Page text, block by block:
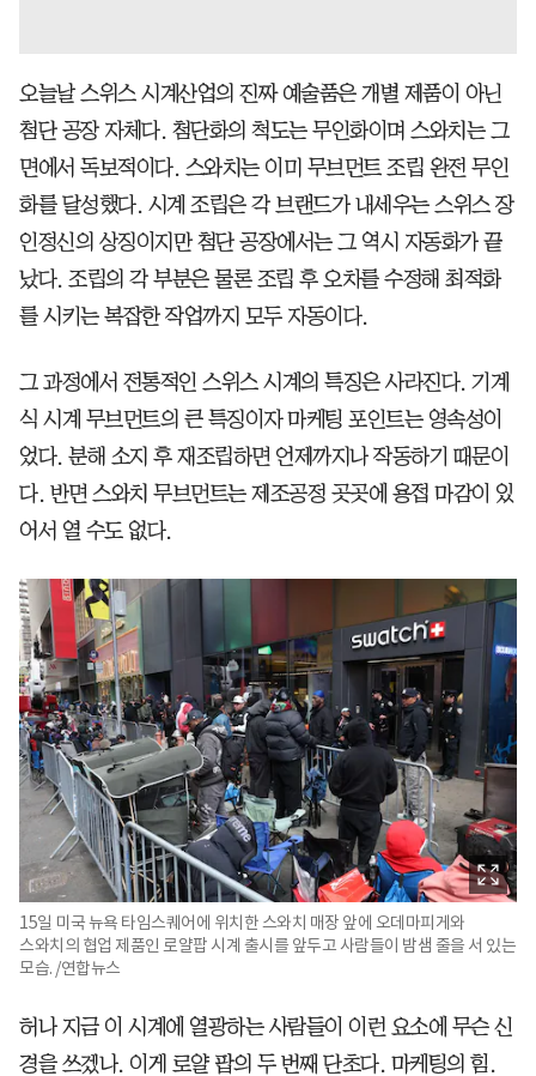
오늘날 스위스 시계산업의 진짜 예술품은 개별 제품이 아닌
첨단 공장 자체다. 첨단화의 척도는 무인화이며 스와치는 그
면에서 독보적이다. 스와치는 이미 무브먼트 조립 완전 무인
화를 달성했다. 시계 조립은 각 브랜드가 내세우는 스위스 장
인정신의 상징이지만 첨단 공장에서는 그 역시 자동화가 끝
났다. 조립의 각 부분은 물론 조립 후 오차를 수정해 최적화
를 시키는 복잡한 작업까지 모두 자동이다.
그 과정에서 전통적인 스위스 시계의 특징은 사라진다. 기계
식 시계 무브먼트의 큰 특징이자 마케팅 포인트는 영속성이
었다. 분해 소지 후 재조립하면 언제까지나 작동하기 때문이
다. 반면 스와치 무브먼트는 제조공정 곳곳에 용접 마감이 있
어서 열 수도 없다.
15일 미국 뉴욕 타임스퀘어에 위치한 스와치 매장 앞에 오데마피게와
스와치의 협업 제품인 로얄팝 시계 출시를 앞두고 사람들이 밤샘 줄을 서 있는
모습. /연합뉴스
허나 지금 이 시계에 열광하는 사람들이 이런 요소에 무슨 신
경을 쓰겠나. 이게 로얄 팝의 두 번째 단초다. 마케팅의 힘.